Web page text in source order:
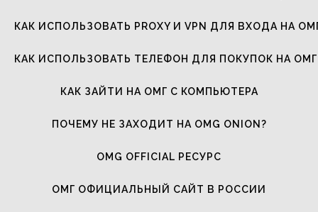
КАК ИСПОЛЬЗОВАТЬ PROXY И VPN ДЛЯ ВХОДА НА
КАК ИСПОЛЬЗОВАТЬ ТЕЛЕФОН ДЛЯ ПОКУПОК НА ОМГ
КАК ЗАЙТИ НА ОМГ С КОМПЬЮТЕРА
ПОЧЕМУ НЕ ЗАХОДИТ НА OMG ONION?
OMG OFFICIAL РЕСУРС
ОМГ ОФИЦИАЛЬНЫЙ САЙТ В РОССИИ